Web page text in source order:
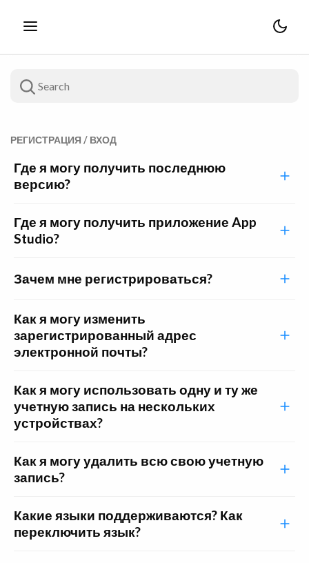
РЕГИСТРАЦИЯ / ВХОД
Где я могу получить последнюю
версию?
Где я могу получить приложение App
Studio?
Зачем мне регистрироваться?
Как я могу изменить
зарегистрированный адрес
электронной почты?
Как я могу использовать одну и ту же
учетную запись на нескольких
устройствах?
Как я могу удалить всю свою учетную
запись?
Какие языки поддерживаются? Как
переключить язык?